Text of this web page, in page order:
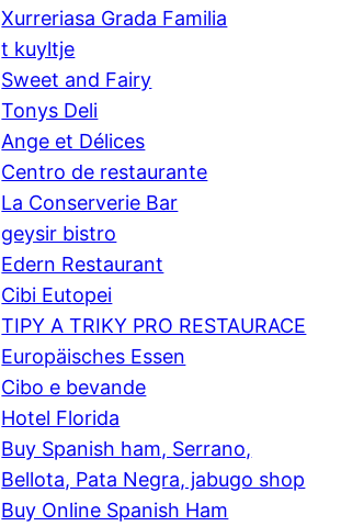
Xurreriasa Grada Familia
t kuyltje
Sweet and Fairy
Tonys Deli
Ange et Délices
Centro de restaurante
La Conserverie Bar
geysir bistro
Edern Restaurant
Cibi Eutopei
TIPY A TRIKY PRO RESTAURACE
Europäisches Essen
Cibo e bevande
Hotel Florida
Buy Spanish ham, Serrano,
Bellota, Pata Negra, jabugo shop
Buy Online Spanish Ham